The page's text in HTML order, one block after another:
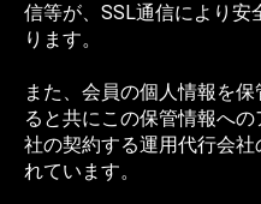
信等が、SSL通信により安
ります。
また、会員の個人情報を
ると共にこの保管情報へ
社の契約する運用代行会
れています。